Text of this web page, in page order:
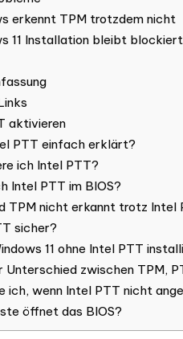
erkennt TPM trotzdem nicht
11 Installation bleibt blockiert
aktivieren
PTT einfach erklärt?
ich Intel PTT?
Intel PTT im BIOS?
TPM nicht erkannt trotz Intel
sicher?
11 ohne Intel PTT
Unterschied zwischen TPM,
ich, wenn Intel PTT nicht
öffnet das BIOS?